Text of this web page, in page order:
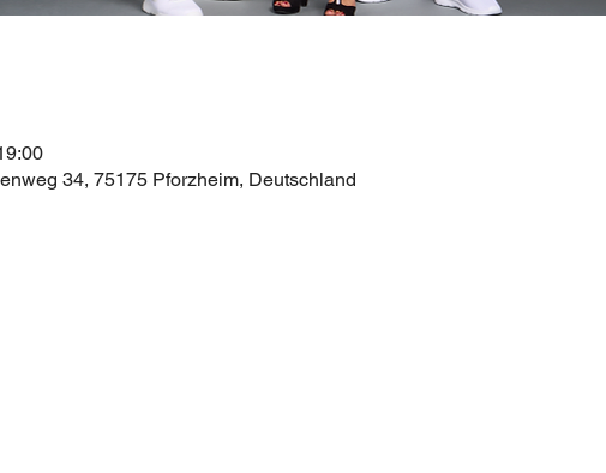
34, 75175 Pforzheim, Deutschland